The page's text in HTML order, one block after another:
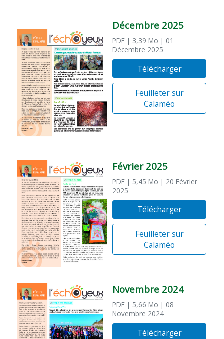
Décembre 2025
PDF | 3,39 Mo | 01
Décembre 2025
Télécharger
Feuilleter sur
Calaméo
Février 2025
PDF | 5,45 Mo | 20 Février
2025
Télécharger
Feuilleter sur
Calaméo
Novembre 2024
PDF | 5,66 Mo | 08
Novembre 2024
Télécharger